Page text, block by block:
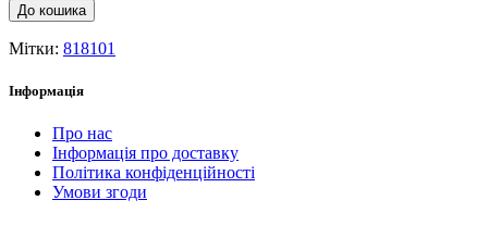
До кошика
Мітки: 818101
Інформація
Про нас
Інформація про доставку
Політика конфіденційності
Умови згоди